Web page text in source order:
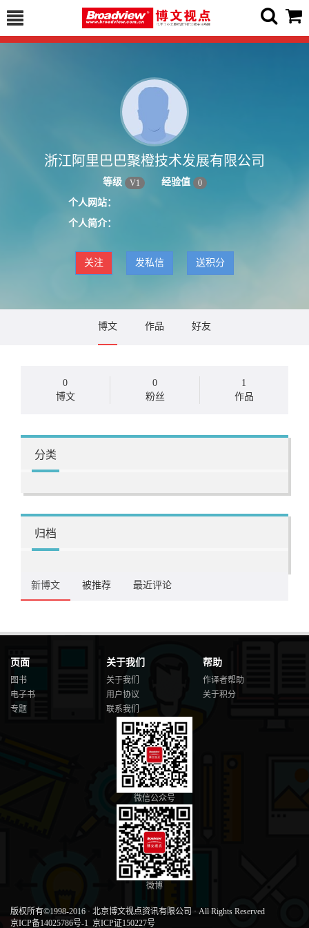
浙江阿里巴巴聚橙技术发展有限公司
等级 V1 经验值 0
个人网站：
个人简介：
关注 发私信 送积分
博文 作品 好友
0
博文
0
粉丝
1
作品
分类
归档
新博文 被推荐 最近评论
页面
图书
电子书
专题
关于我们
关于我们
用户协议
联系我们
帮助
作译者帮助
关于积分
微信公众号
微博
版权所有©1998-2016 · 北京博文视点资讯有限公司 · All Rights Reserved
京ICP备14025786号-1 京ICP证150227号